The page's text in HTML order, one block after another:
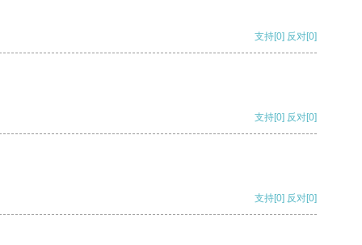
支持[0] 反对[0]
支持[0] 反对[0]
支持[0] 反对[0]